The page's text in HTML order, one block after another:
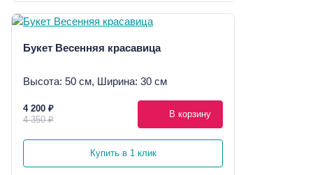
Букет Весенняя красавица
Высота: 50 см, Ширина: 30 см
4 200 ₽
4 350 ₽
В корзину
Купить в 1 клик